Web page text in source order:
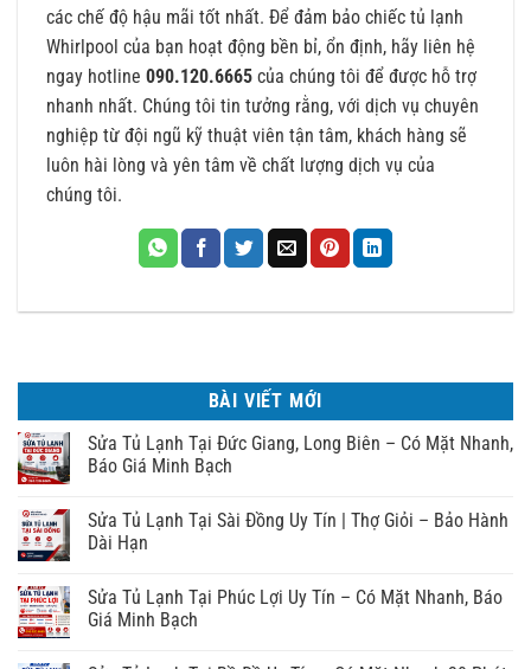
các chế độ hậu mãi tốt nhất. Để đảm bảo chiếc tủ lạnh
Whirlpool của bạn hoạt động bền bỉ, ổn định, hãy liên hệ
ngay hotline 090.120.6665 của chúng tôi để được hỗ trợ
nhanh nhất. Chúng tôi tin tưởng rằng, với dịch vụ chuyên
nghiệp từ đội ngũ kỹ thuật viên tận tâm, khách hàng sẽ
luôn hài lòng và yên tâm về chất lượng dịch vụ của
chúng tôi.
BÀI VIẾT MỚI
Sửa Tủ Lạnh Tại Đức Giang, Long Biên – Có Mặt Nhanh,
Báo Giá Minh Bạch
Sửa Tủ Lạnh Tại Sài Đồng Uy Tín | Thợ Giỏi – Bảo Hành
Dài Hạn
Sửa Tủ Lạnh Tại Phúc Lợi Uy Tín – Có Mặt Nhanh, Báo
Giá Minh Bạch